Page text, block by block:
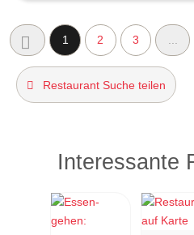
1 2 3
Restaurant Suche teilen
Interessante